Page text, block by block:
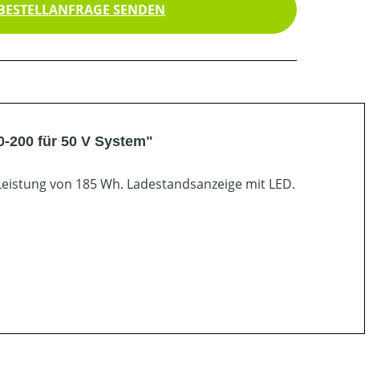
SENDEN
200 für 50 V System"
von 185 Wh. Ladestandsanzeige mit LED.